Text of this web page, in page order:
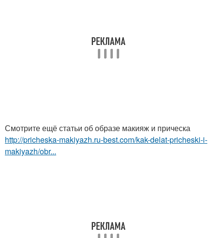
Смотрите ещё статьи об образе макияж и прическа
http://pricheska-makiyazh.ru-best.com/kak-delat-pricheski-i-
makiyazh/obr...